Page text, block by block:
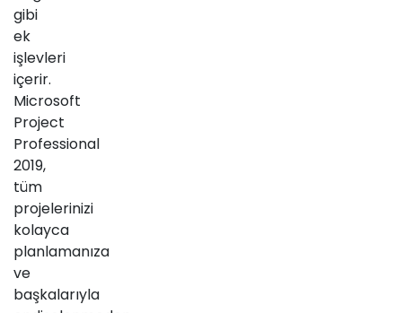
gibi
ek
işlevleri
içerir.
Microsoft
Project
Professional
2019,
tüm
projelerinizi
kolayca
planlamanıza
ve
başkalarıyla